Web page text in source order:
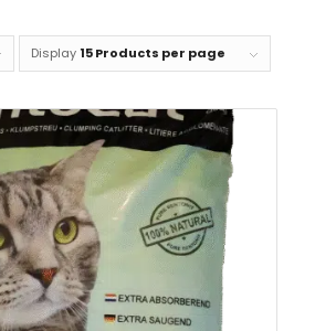
Display 15 Products per page